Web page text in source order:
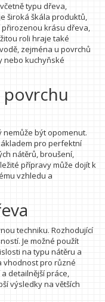
typu dřeva,
široká škála produktů,
krásu dřeva,
roli hraje také
zejména u povrchů
nebo kuchyňské
nemůže být opomenut.
pro perfektní
nátěrů, broušení,
přípravy může dojít k
vzhledu a
techniku. Rozhodující
Je možné použít
na typu nátěru a
vhodnost pro různé
detailnější práce,
výsledky na větších